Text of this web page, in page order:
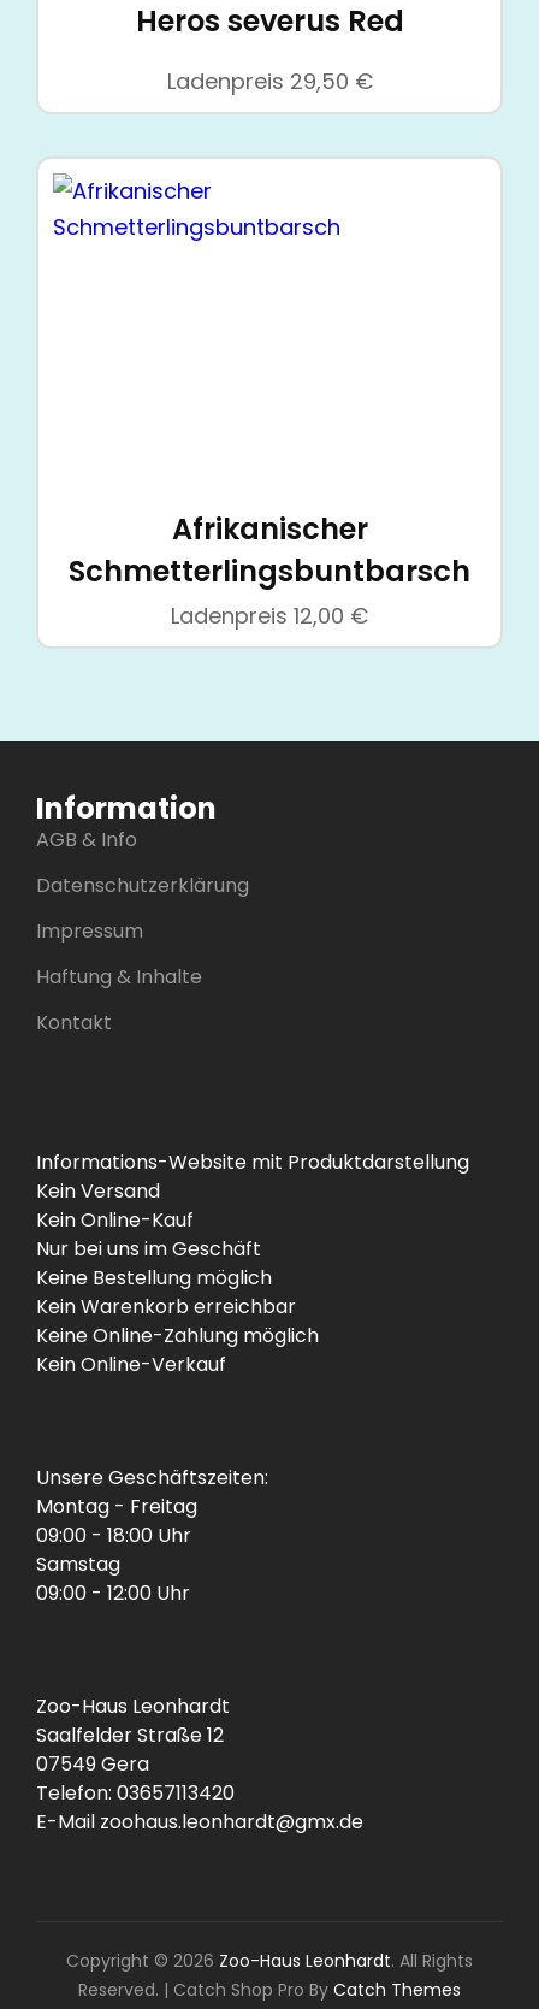
Heros severus Red
Ladenpreis 29,50 €
Afrikanischer
Schmetterlingsbuntbarsch
Ladenpreis 12,00 €
Information
AGB & Info
Datenschutzerklärung
Impressum
Haftung & Inhalte
Kontakt
Informations-Website mit Produktdarstellung
Kein Versand
Kein Online-Kauf
Nur bei uns im Geschäft
Keine Bestellung möglich
Kein Warenkorb erreichbar
Keine Online-Zahlung möglich
Kein Online-Verkauf
Unsere Geschäftszeiten:
Montag - Freitag
09:00 - 18:00 Uhr
Samstag
09:00 - 12:00 Uhr
Zoo-Haus Leonhardt
Saalfelder Straße 12
07549 Gera
Telefon: 03657113420
E-Mail zoohaus.leonhardt@gmx.de
Copyright © 2026 Zoo-Haus Leonhardt. All Rights
Reserved. | Catch Shop Pro By Catch Themes